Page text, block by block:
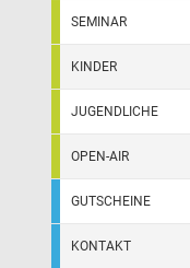
SEMINAR
KINDER
JUGENDLICHE
OPEN-AIR
GUTSCHEINE
KONTAKT